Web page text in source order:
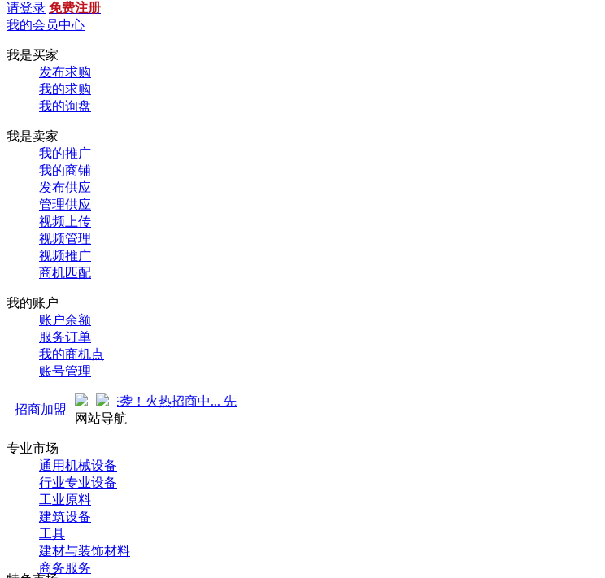
请登录 免费注册
我的会员中心
我是买家
发布求购
我的求购
我的询盘
我是卖家
我的推广
我的商铺
发布供应
管理供应
视频上传
视频管理
视频推广
商机匹配
我的账户
账户余额
服务订单
我的商机点
账号管理
招商加盟
推广 强势来袭！火热招商中... 先到先得 ！
网站导航
专业市场
通用机械设备
行业专业设备
工业原料
建筑设备
工具
建材与装饰材料
商务服务